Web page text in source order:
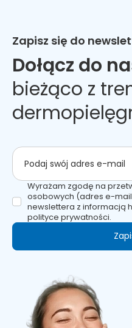
Zapisz się do
Dołącz do
bieżąco z
Podaj swój adres e-mail
Wyrażam zgodę na
osobowych (adres e-
newslettera z informacją
polityce prywatności.